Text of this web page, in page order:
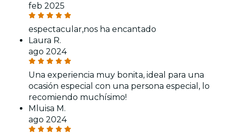
feb 2025
espectacular,nos ha encantado
Laura R.
ago 2024
Una experiencia muy bonita, ideal para una
ocasión especial con una persona especial, lo
recomiendo muchísimo!
Mluisa M.
ago 2024